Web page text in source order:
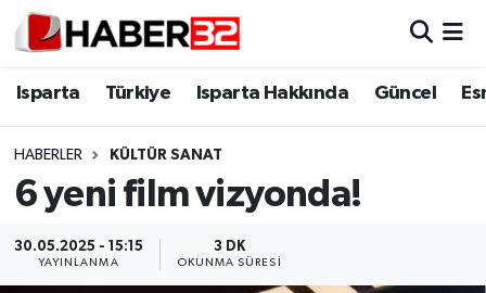
Isparta Türkiye Isparta Hakkında Güncel
HABERLER KÜLTÜR SANAT
6 yeni film vizyonda!
30.05.2025 - 15:15
YAYINLANMA
3 DK
OKUNMA SÜRESI
Isparta
Esnaf Diyor ki;
ASAYİŞ
Isparta Nöbetçi Eczaneler
Isparta Trafik Yoğunluk Haritası
Süper Lig Puan Durumu ve Fikstür